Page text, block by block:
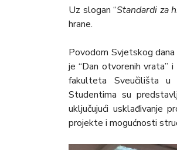
Uz slogan “Standardi za
hrane.
Povodom Svjetskog
je “Dan otvorenih vrata”
fakulteta Sveučilišta u
Studentima su
uključujući usklađivanje
projekte i mogućnosti